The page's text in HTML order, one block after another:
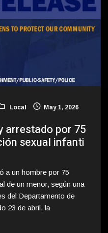
Local May 1, 2026
arrestado por 75
sexual infanti
a un hombre por 75
de un menor, según una
del Departamento de
23 de abril, la